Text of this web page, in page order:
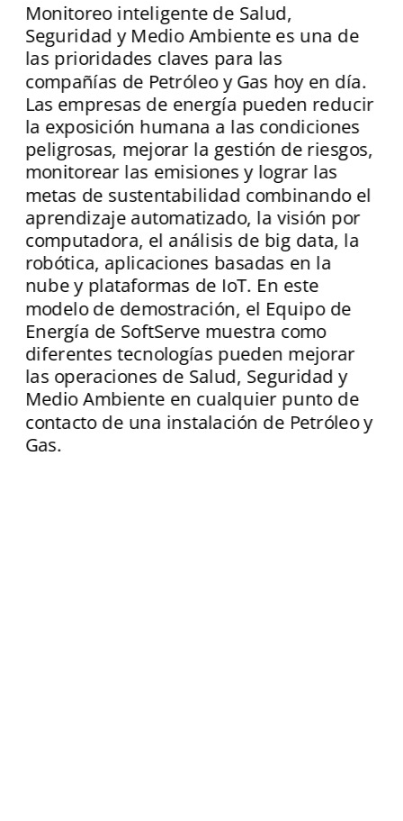
Monitoreo inteligente de Salud,
Seguridad y Medio Ambiente es una de
las prioridades claves para las
compañías de Petróleo y Gas hoy en día.
Las empresas de energía pueden reducir
la exposición humana a las condiciones
peligrosas, mejorar la gestión de riesgos,
monitorear las emisiones y lograr las
metas de sustentabilidad combinando el
aprendizaje automatizado, la visión por
computadora, el análisis de big data, la
robótica, aplicaciones basadas en la
nube y plataformas de IoT. En este
modelo de demostración, el Equipo de
Energía de SoftServe muestra como
diferentes tecnologías pueden mejorar
las operaciones de Salud, Seguridad y
Medio Ambiente en cualquier punto de
contacto de una instalación de Petróleo y
Gas.